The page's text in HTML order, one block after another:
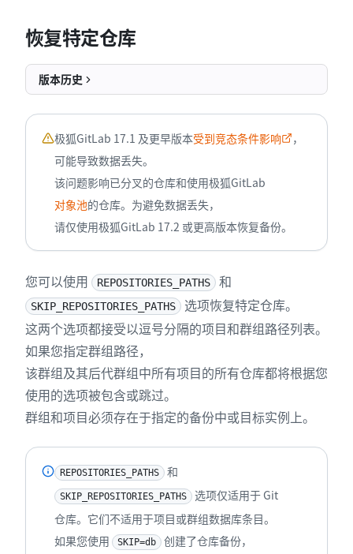
恢复特定仓库
版本历史
极狐GitLab 17.1 及更早版本受到竞态条件影响
，
可能导致数据丢失。
该问题影响已分叉的仓库和使用极狐GitLab
对象池的仓库。为避免数据丢失，
请仅使用极狐GitLab 17.2 或更高版本恢复备份。
您可以使用 REPOSITORIES_PATHS 和
SKIP_REPOSITORIES_PATHS
选项恢复特定仓库。
这两个选项都接受以逗号分隔的项目和群组路径列表。
如果您指定群组路径，
该群组及其后代群组中所有项目的所有仓库都将根据您
使用的选项被包含或跳过。
群组和项目必须存在于指定的备份中或目标实例上。
REPOSITORIES_PATHS 和
SKIP_REPOSITORIES_PATHS
选项仅适用于 Git
仓库。它们不适用于项目或群组数据库条目。
如果您使用
SKIP=db
创建了仓库备份，